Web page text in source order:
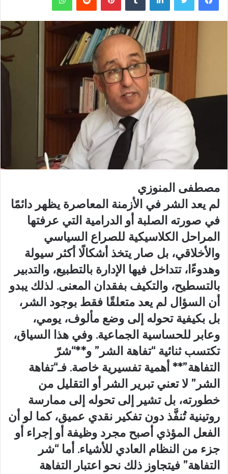
مصطفى المنوزي
لم يعد الشر في الأزمنة المعاصرة يظهر دائمًا
في صورته الصلبة أو الدرامية التي عرفتها
المراحل الكلاسيكية للصراع السياسي
والأخلاقي، بل صار يتخذ أشكالًا أكثر سيولة
وهدوءًا، تتداخل فيها الإدارة بالتطبيع، والتدبير
بالتسطيح، والتكيف بفقدان المعنى. لذلك يبدو
أن السؤال لم يعد متعلقًا فقط بوجود الشر،
بل بكيفية تحوله إلى وضع مألوف، يومي،
وعابر للحساسية الجماعية. وفي هذا السياق،
تكتسب ثنائية “تفاهة الشر” و**“شرّ
التفاهة”** أهمية تفسيرية خاصة. فـ“تفاهة
الشر” لا تعني تبرير الشر أو التقليل من
خطورته، بل تشير إلى تحوله إلى ممارسة
روتينية تُنفَّذ دون تفكير نقدي عميق، كما لو أن
الفعل المؤذي أصبح مجرد وظيفة أو إجراء أو
جزء من النظام العادي للأشياء. أما “شر
التفاهة” فيتجاوز ذلك نحو اعتبار التفاهة